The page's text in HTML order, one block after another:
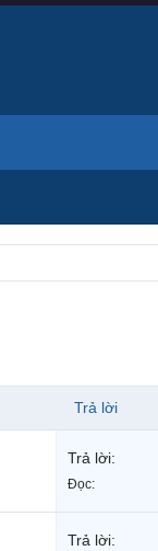
Trả lời
Trả lời:
Đọc:
Trả lời: